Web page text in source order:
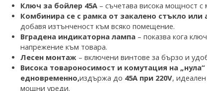
Ключ за бойлер 45А – съчетава висока мощност
Комбинира се с рамка от закалено стъкло или
добавя изтънченост към всяко помещение.
Вградена индикаторна лампа – показва кога
напрежение към товара.
Лесен монтаж – включени винтове за бързо и
Висока товароносимост и комутация на
едновременно,издържа до 45A при 220V,
мощни уреди.